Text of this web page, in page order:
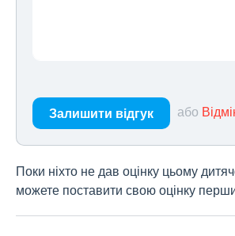
Залишити відгук або
Поки ніхто не дав оцінку цьому
можете поставити свою оцінку